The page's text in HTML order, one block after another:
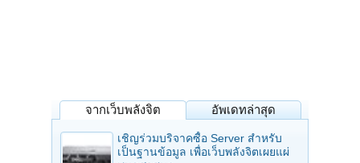
จากเว็บพลังจิต อัพเดทล่าสุด
เชิญร่วมบริจาคซื้อ Server สำหรับ
เป็นฐานข้อมูล เพื่อเว็บพลังจิตเผยแผ่